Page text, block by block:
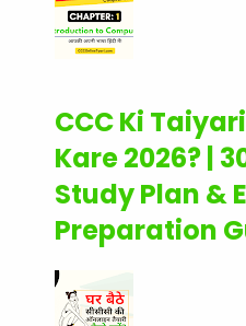
CCC Ki
Kare 2026? |
Study Plan &
Preparation